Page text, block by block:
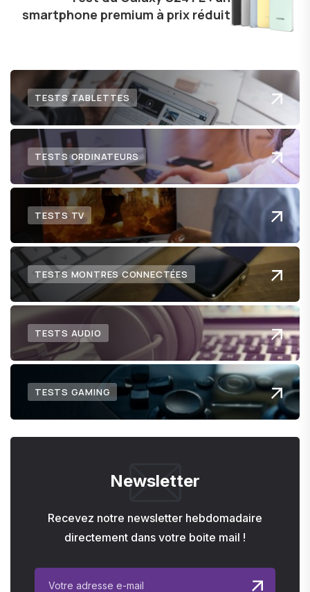
lecteurs un aperçu captivant de ce que le futur
smartphone premium à prix réduit
TESTS TABLETTES
TESTS ORDINATEURS
TESTS TV
TESTS MONTRES CONNECTÉES
TESTS AUDIO
TESTS GAMING
Newsletter
Recevez notre newsletter hebdomadaire
directement dans votre boite mail !